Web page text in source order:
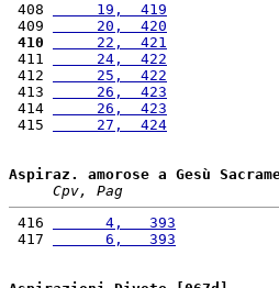
408
     19,  419
409
     20,  420
410
     22,  421
411
     24,  422
412
     25,  422
413
     26,  423
414
     26,  423
415
     27,  424
Aspiraz. amorose a Gesù
Cpv, Pag
416
      4,   393
417
      6,   393